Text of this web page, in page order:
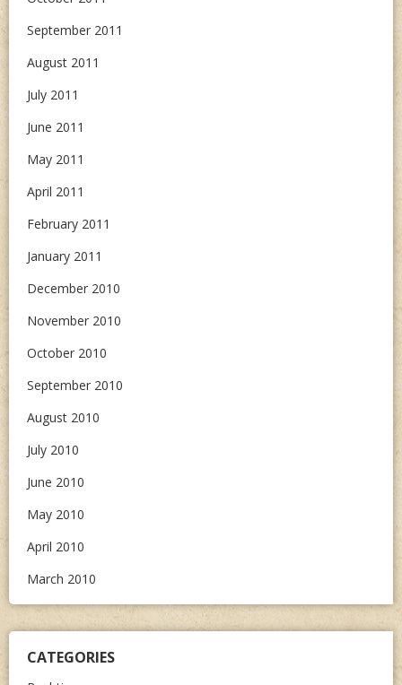
September 2011
August 2011
July 2011
June 2011
May 2011
April 2011
February 2011
January 2011
December 2010
November 2010
October 2010
September 2010
August 2010
July 2010
June 2010
May 2010
April 2010
March 2010
CATEGORIES